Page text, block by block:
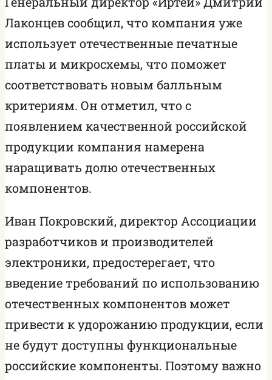
Лаконцев сообщил, что компания уже
использует отечественные печатные
платы и микросхемы, что поможет
соответствовать новым балльным
критериям. Он отметил, что с
появлением качественной российской
продукции компания намерена
наращивать долю отечественных
компонентов.
Иван Покровский, директор Ассоциации
разработчиков и производителей
электроники, предостерегает, что
введение требований по использованию
отечественных компонентов может
привести к удорожанию продукции, если
не будут доступны функциональные
российские компоненты. Поэтому важно